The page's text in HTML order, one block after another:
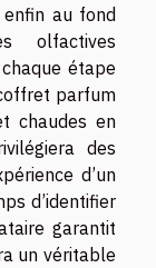
au fond
olfactives
étape
parfum
chaudes en
des
d’un
d’identifier
garantit
un véritable